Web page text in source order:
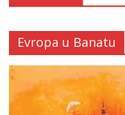
Evropa u Banatu